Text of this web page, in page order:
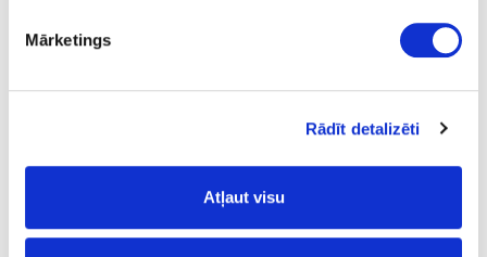
Mārketings
Rādīt detalizēti
Atļaut visu
38
28.58